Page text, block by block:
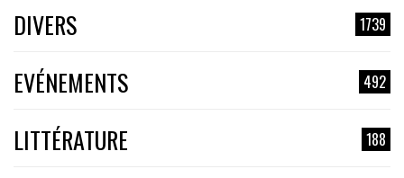
DIVERS 1739
EVÉNEMENTS 492
LITTÉRATURE 188